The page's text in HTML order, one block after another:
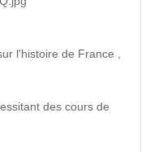
l'histoire de France ,
des cours de